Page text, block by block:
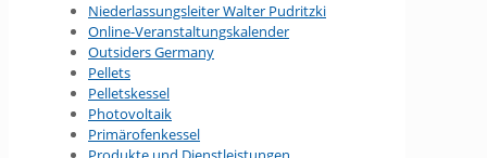
Niederlassungsleiter Walter Pudritzki
Online-Veranstaltungs­kalender
Outsiders Germany
Pellets
Pelletskessel
Photovoltaik
Primärofenkessel